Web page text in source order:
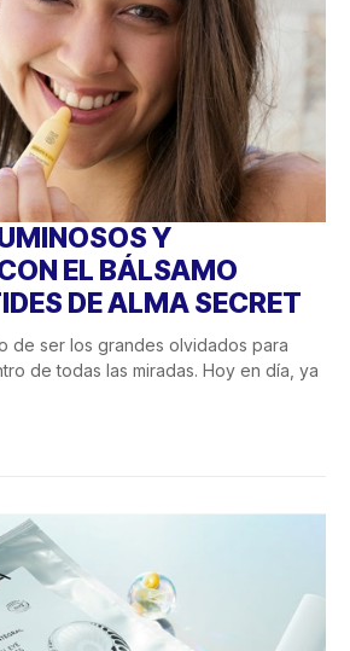
Y
EL BÁLSAMO
DE ALMA SECRET
de ser los grandes olvidados para
de todas las miradas. Hoy en día, ya